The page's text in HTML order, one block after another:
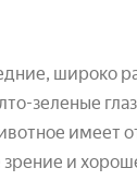
широко
зеленые
имеет
зрение и